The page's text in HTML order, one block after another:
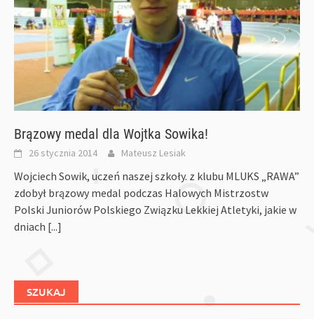
Brązowy medal dla Wojtka Sowika!
26 stycznia 2014 Mateusz Lesiak
Wojciech Sowik, uczeń naszej szkoły. z klubu MLUKS „RAWA”
zdobył brązowy medal podczas Halowych Mistrzostw
Polski Juniorów Polskiego Związku Lekkiej Atletyki, jakie w
dniach [...]
SZUKAJ